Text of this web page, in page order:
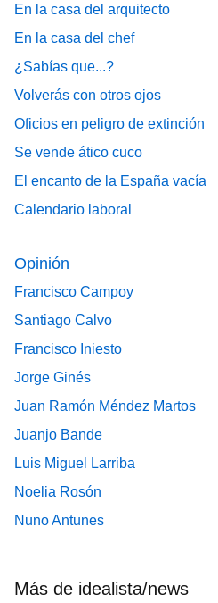
En la casa del arquitecto
En la casa del chef
¿Sabías que...?
Volverás con otros ojos
Oficios en peligro de extinción
Se vende ático cuco
El encanto de la España vacía
Calendario laboral
Opinión
Francisco Campoy
Santiago Calvo
Francisco Iniesto
Jorge Ginés
Juan Ramón Méndez Martos
Juanjo Bande
Luis Miguel Larriba
Noelia Rosón
Nuno Antunes
Más de idealista/news